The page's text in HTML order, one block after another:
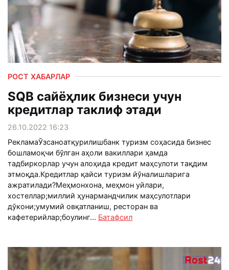
РОСТ ХАБАРЛАР
SQB сайёҳлик бизнеси учун
кредитлар таклиф этади
26.10.2022 16:23
РекламаЎзсаноатқурилишбанк туризм соҳасида бизнес
бошламоқчи бўлган аҳоли вакиллари ҳамда
тадбиркорлар учун алоҳида кредит маҳсулоти тақдим
этмоқда.Кредитлар қайси туризм йўналишларига
ажратилади?Меҳмонхона, меҳмон уйлари,
хостеллар;миллий ҳунармандчилик маҳсулотлари
дўкони;умумий овқатланиш, ресторан ва
кафетерийлар;боулинг... Батафсил